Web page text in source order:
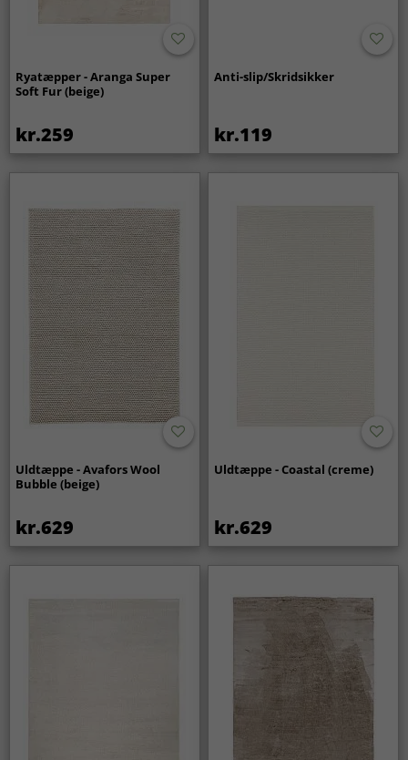
Ryatæpper - Aranga Super
Soft Fur (beige)
kr.259
Anti-slip/Skridsikker
kr.119
Uldtæppe - Avafors Wool
Bubble (beige)
kr.629
Uldtæppe - Coastal (creme)
kr.629